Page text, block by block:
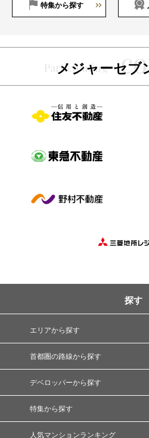
特集から探す
メジャーセブ
探す
エリアから探す
首都圏の路線から探す
デベロッパーから探す
特集から探す
人気マンションランキング